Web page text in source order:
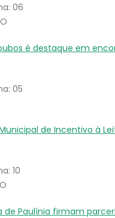
06
é destaque em
05
de Incentivo à
10
de Paulínia firmam